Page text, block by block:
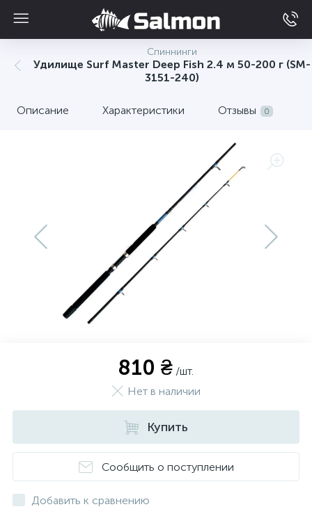
Спиннинги
Удилище Surf Master Deep Fish 2.4 м 50-200 г (SM-
3151-240)
Описание Характеристики Отзывы 0
810 ₴ /шт.
Нет в наличии
Купить
Сообщить о поступлении
Добавить к сравнению